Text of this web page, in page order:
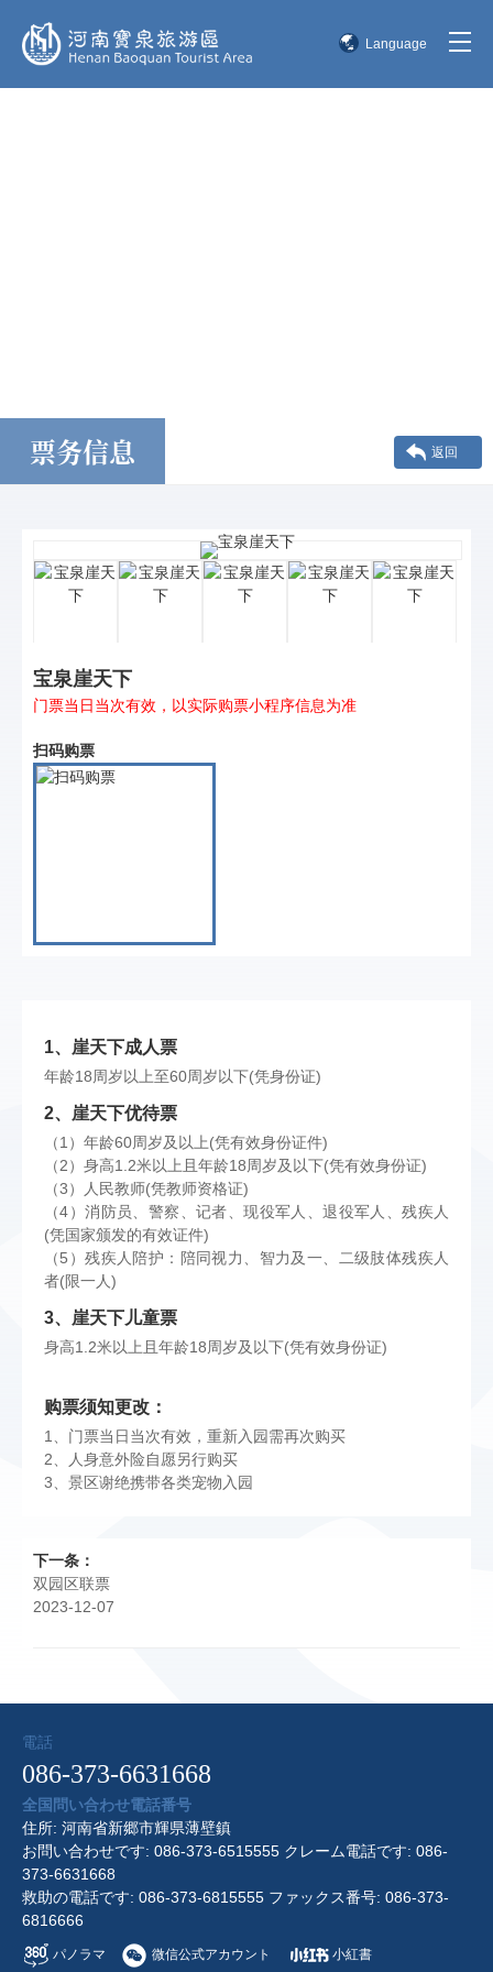
Language
票务信息 返回
宝泉崖天下
门票当日当次有效，以实际购票小程序信息为准
扫码购票
1、崖天下成人票
年龄18周岁以上至60周岁以下(凭身份证)
2、崖天下优待票
（1）年龄60周岁及以上(凭有效身份证件)
（2）身高1.2米以上且年龄18周岁及以下(凭有效身份证)
（3）人民教师(凭教师资格证)
（4）消防员、警察、记者、现役军人、退役军人、残疾人
(凭国家颁发的有效证件)
（5）残疾人陪护：陪同视力、智力及一、二级肢体残疾人
者(限一人)
3、崖天下儿童票
身高1.2米以上且年龄18周岁及以下(凭有效身份证)
购票须知更改：
1、门票当日当次有效，重新入园需再次购买
2、人身意外险自愿另行购买
3、景区谢绝携带各类宠物入园
下一条：
双园区联票
2023-12-07
電話
086-373-6631668
全国問い合わせ電話番号
住所: 河南省新郷市輝県薄壁鎮
お問い合わせです: 086-373-6515555 クレーム電話です: 086-
373-6631668
救助の電話です: 086-373-6815555 ファックス番号: 086-373-
6816666
パノラマ 微信公式アカウント 小紅書